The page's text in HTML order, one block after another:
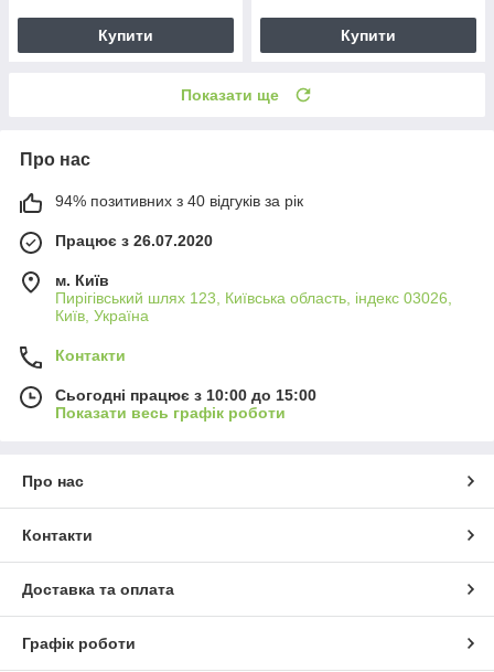
Купити Купити
Показати ще
Про нас
94% позитивних з 40 відгуків за рік
Працює з 26.07.2020
м. Київ
Пирігівський шлях 123, Київська область, індекс 03026,
Київ, Україна
Контакти
Сьогодні працює з 10:00 до 15:00
Показати весь графік роботи
Про нас
Контакти
Доставка та оплата
Графік роботи